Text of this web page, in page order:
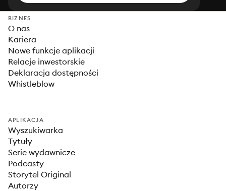
BIZNES
O nas
Kariera
Nowe funkcje aplikacji
Relacje inwestorskie
Deklaracja dostępności
Whistleblow
APLIKACJA
Wyszukiwarka
Tytuły
Serie wydawnicze
Podcasty
Storytel Original
Autorzy